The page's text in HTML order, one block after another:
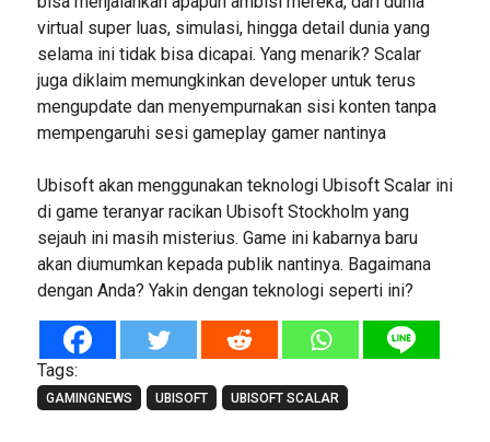
virtual super luas, simulasi, hingga detail dunia yang
selama ini tidak bisa dicapai. Yang menarik? Scalar
juga diklaim memungkinkan developer untuk terus
mengupdate dan menyempurnakan sisi konten tanpa
mempengaruhi sesi gameplay gamer nantinya
Ubisoft akan menggunakan teknologi Ubisoft Scalar ini
di game teranyar racikan Ubisoft Stockholm yang
sejauh ini masih misterius. Game ini kabarnya baru
akan diumumkan kepada publik nantinya. Bagaimana
dengan Anda? Yakin dengan teknologi seperti ini?
Tags:
GAMINGNEWS UBISOFT UBISOFT SCALAR